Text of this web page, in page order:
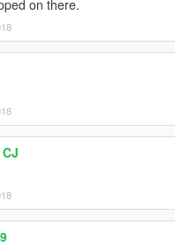
on there.